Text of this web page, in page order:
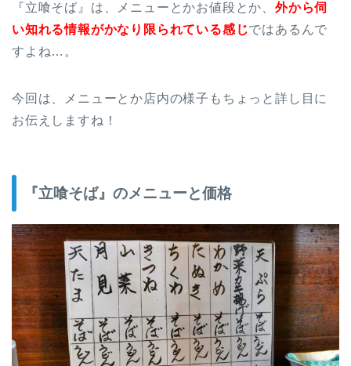
『立喰そば』は、メニューとかお値段とか、 外から伺
い知れる情報がかなり限られている感じではあるんで
すよね…。
今回は、メニューとか店内の様子もちょっと詳し目に
お伝えしますね！
『立喰そば』のメニューと価格